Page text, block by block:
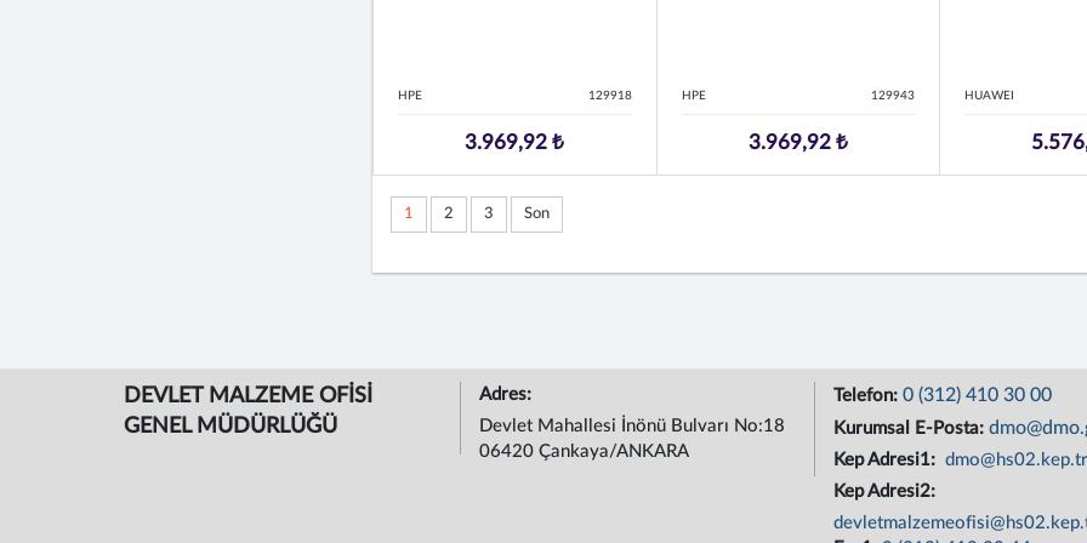
HPE 129918
3.969,92 ₺
HPE 129943
3.969,92 ₺
HUAWEI
1 2 3 Son
DEVLET MALZEME OFİSİ
GENEL MÜDÜRLÜĞÜ
Adres:
Devlet Mahallesi İnönü Bulvarı No:18
06420 Çankaya/ANKARA
Telefon: 0 (312) 410 30 00
Kurumsal E-Posta:
Kep Adresi1: dmo@hs02.kep.tr
Kep Adresi2: